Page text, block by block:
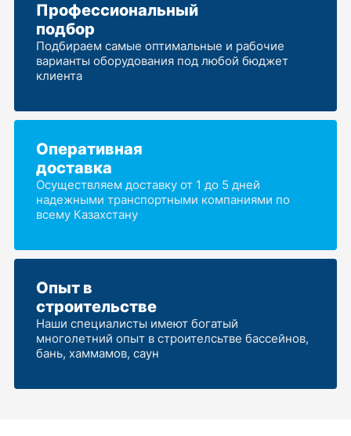
Профессиональный
подбор
Подбираем самые оптимальные и рабочие
варианты оборудования под любой бюджет
клиента
Оперативная
доставка
Осуществляем доставку от 1 до 5 дней
надежными транспортными компаниями по
всему Казахстану
Опыт в
строительстве
Наши специалисты имеют богатый
многолетний опыт в строителсьтве бассейнов,
бань, хаммамов, саун